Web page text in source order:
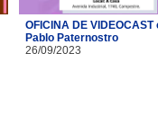
OFICINA DE VIDEOCAST
Pablo Paternostro
26/09/2023